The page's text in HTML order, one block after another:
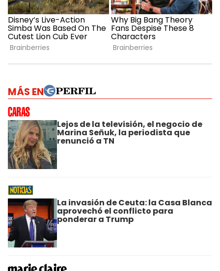
MÁS EN
Lejos de la televisión, el negocio de
Marina Señuk, la periodista que
renunció a TN
La invasión de Ceuta: la Casa Blanca
aprovechó el conflicto para
ponderar a Trump